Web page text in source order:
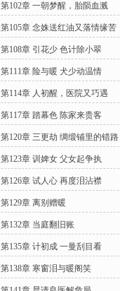
第102章 一朝梦醒，胎陨血溅
第105章 念姝送红油又落情缘苦
第108章 引花少 色计除小翠
第111章 险与暖 犬少动温情
第114章 人初醒，医院又巧遇
第117章 踏幕色 陈家来贵客
第120章 三更劫 绸缎铺里的错路
第123章 训婢女 父女起争执
第126章 试人心 再度泪沾襟
第129章 离别赠暖
第132章 当庭翻旧账
第135章 计初成 一曼刮目看
第138章 寒窗泪与暖阁笑